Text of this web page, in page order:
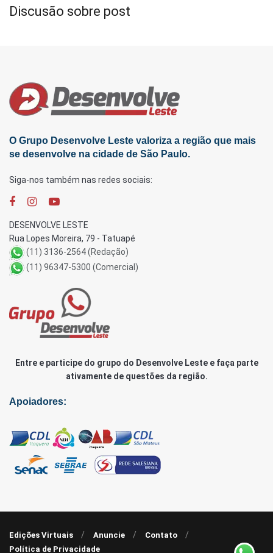
Discusão sobre post
O Grupo Desenvolve Leste valoriza a região que mais
se desenvolve na cidade de São Paulo.
Siga-nos também nas redes sociais:
DESENVOLVE LESTE
Rua Lopes Moreira, 79 - Tatuapé
(11) 3136-2564 (Redação)
(11) 96347-5300 (Comercial)
Entre e participe do grupo do Desenvolve Leste e faça parte
ativamente de questões da região.
Apoiadores:
Edições Virtuais Anuncie
Contato
Política de Privacidade